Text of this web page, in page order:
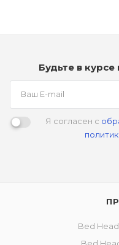
Будьте в
Я согласен с
Bed